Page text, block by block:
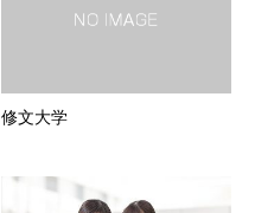
修文大学